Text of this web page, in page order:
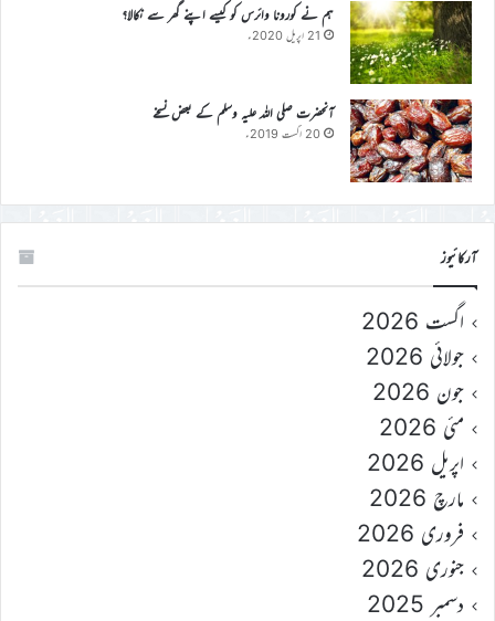
ہم نے کورونا وائرس کو کیسے اپنے گھر سے نکالا؟
21 اپریل 2020ء
آنحضرت صلی اللہ علیہ وسلم کے بعض نسخے
20 اگست 2019ء
آرکائیوز
اگست 2026
جولائی 2026
جون 2026
مئی 2026
اپریل 2026
مارچ 2026
فروری 2026
جنوری 2026
دسمبر 2025